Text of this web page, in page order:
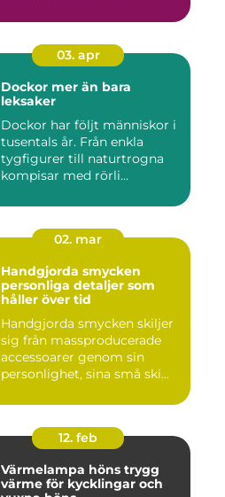
03. apr
Dockor mer än bara
leksaker
Dockor har följt människor i
tusentals år. Från enkla
tygfigurer till naturtrogna
kompisar med rörli...
02. mar
Handgjorda smycken
personliga detaljer som
håller över tid
Handgjorda smycken skiljer
sig från massproducerade
accessoarer genom sin
personlighet, sina små ski...
12. feb
Värmelampa höns trygg
värme för kycklingar och